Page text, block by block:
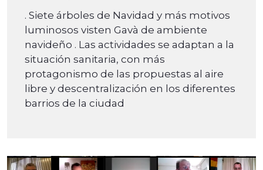
. Siete árboles de Navidad y más motivos
luminosos visten Gavà de ambiente
navideño . Las actividades se adaptan a la
situación sanitaria, con más
protagonismo de las propuestas al aire
libre y descentralización en los diferentes
barrios de la ciudad